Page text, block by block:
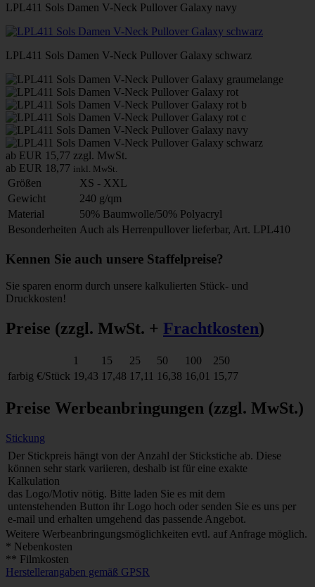
LPL411 Sols Damen V-Neck Pullover Galaxy navy
LPL411 Sols Damen V-Neck Pullover Galaxy schwarz
ab EUR 15,77 zzgl. MwSt.
ab EUR 18,77 inkl. MwSt.
Größen
XS - XXL
Gewicht
240 g/qm
Material
50% Baumwolle/50% Polyacryl
Besonderheiten Auch als Herrenpullover lieferbar, Art. LPL410
Kennen Sie auch unsere Staffelpreise?
Sie sparen enorm durch unsere kalkulierten Stück- und
Druckkosten!
Preise (zzgl. MwSt. + Frachtkosten)
1 15 25 50 100
250
farbig €/Stück 19,43 17,48 17,11 16,38 16,01 15,77
Preise Werbeanbringungen (zzgl. MwSt.)
Stickung
Der Stickpreis hängt von der Anzahl der Stickstiche ab. Diese
können sehr stark variieren, deshalb ist für eine exakte
Kalkulation
das Logo/Motiv nötig. Bitte laden Sie es mit dem
untenstehenden Button ihr Logo hoch oder senden Sie es uns per
e-mail und erhalten umgehend das passende Angebot.
Weitere Werbeanbringungsmöglichkeiten evtl. auf Anfrage möglich.
* Nebenkosten
** Filmkosten
Herstellerangaben gemäß GPSR